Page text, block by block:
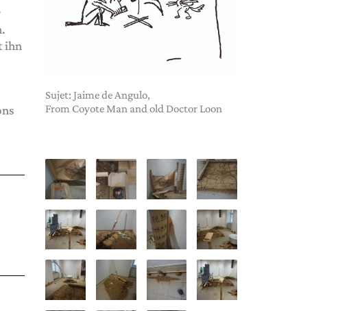
ihn
Sujet: Jaime de Angulo,
From Coyote Man and old Doctor Loon